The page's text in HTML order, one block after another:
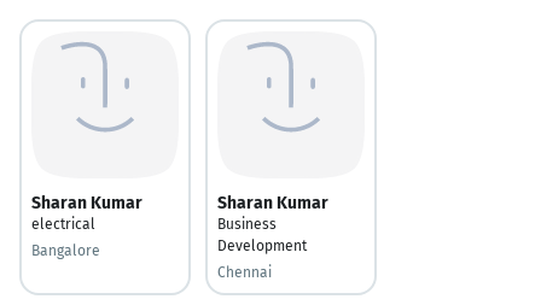
Sharan Kumar
electrical
Bangalore
Sharan Kumar
Business
Development
Chennai